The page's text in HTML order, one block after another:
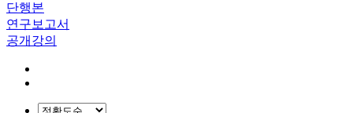
단행본
연구보고서
공개강의